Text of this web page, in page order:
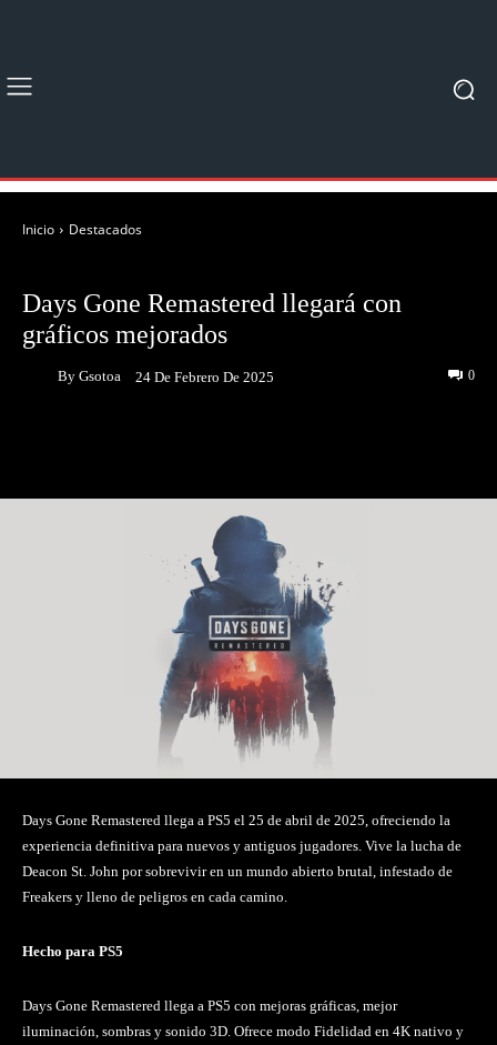
Inicio Destacados
Days Gone Remastered llegará con
gráficos mejorados
By Gsotoa 24 De Febrero De 2025 0
Days Gone Remastered llega a PS5 el 25 de abril de 2025, ofreciendo la
experiencia definitiva para nuevos y antiguos jugadores. Vive la lucha de
Deacon St. John por sobrevivir en un mundo abierto brutal, infestado de
Freakers y lleno de peligros en cada camino.
Hecho para PS5
Days Gone Remastered llega a PS5 con mejoras gráficas, mejor
iluminación, sombras y sonido 3D. Ofrece modo Fidelidad en 4K nativo y